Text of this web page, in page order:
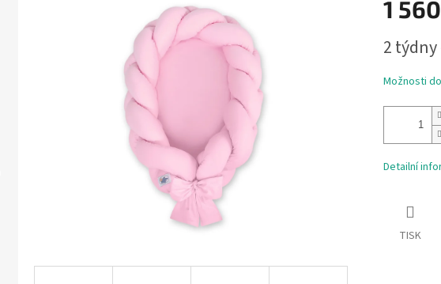
1
cena:
2 týdny
Možnosti
Detailní
TISK